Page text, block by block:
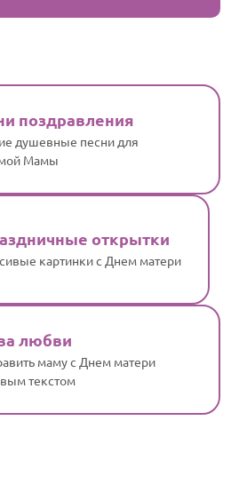
поздравления
душевные песни для
Мамы
открытки
картинки с Днем матери
любви
маму с Днем матери
текстом